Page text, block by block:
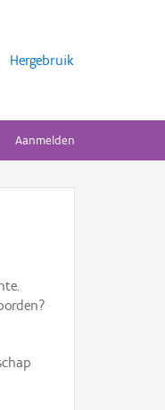
Hergebruik
Aanmelden